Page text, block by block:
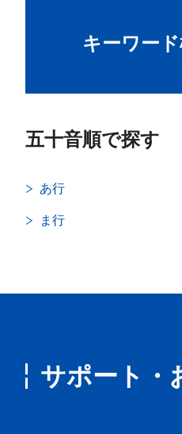
キーワー
五十音順で探す
あ行
ま行
サポート・